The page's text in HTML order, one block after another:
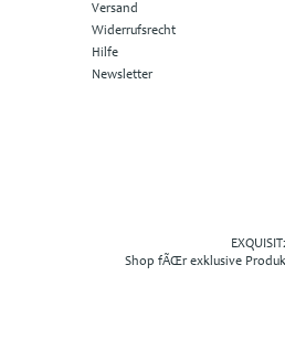
Versand
Widerrufsrecht
Hilfe
Newsletter
Shop fÃŒr exklusive